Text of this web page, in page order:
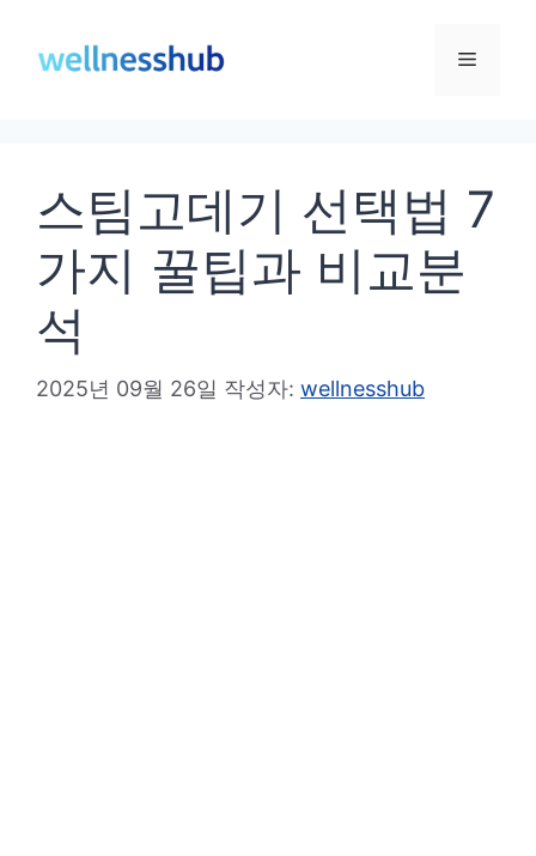
메
스팀고데기 선택법 7
가지 꿀팁과 비교분
석
2025년 09월 26일 작성자: wellnesshub